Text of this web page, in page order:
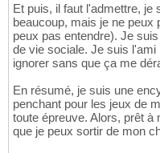
Et puis, il faut l'admettre, je
beaucoup, mais je ne peux
peux pas entendre). Je
de vie sociale. Je suis l'ami
ignorer sans que ça me
En résumé, je suis une
penchant pour les jeux de
toute épreuve. Alors, prêt à
que je peux sortir de mon